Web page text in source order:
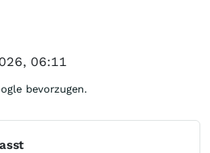
06:11
bevorzugen.